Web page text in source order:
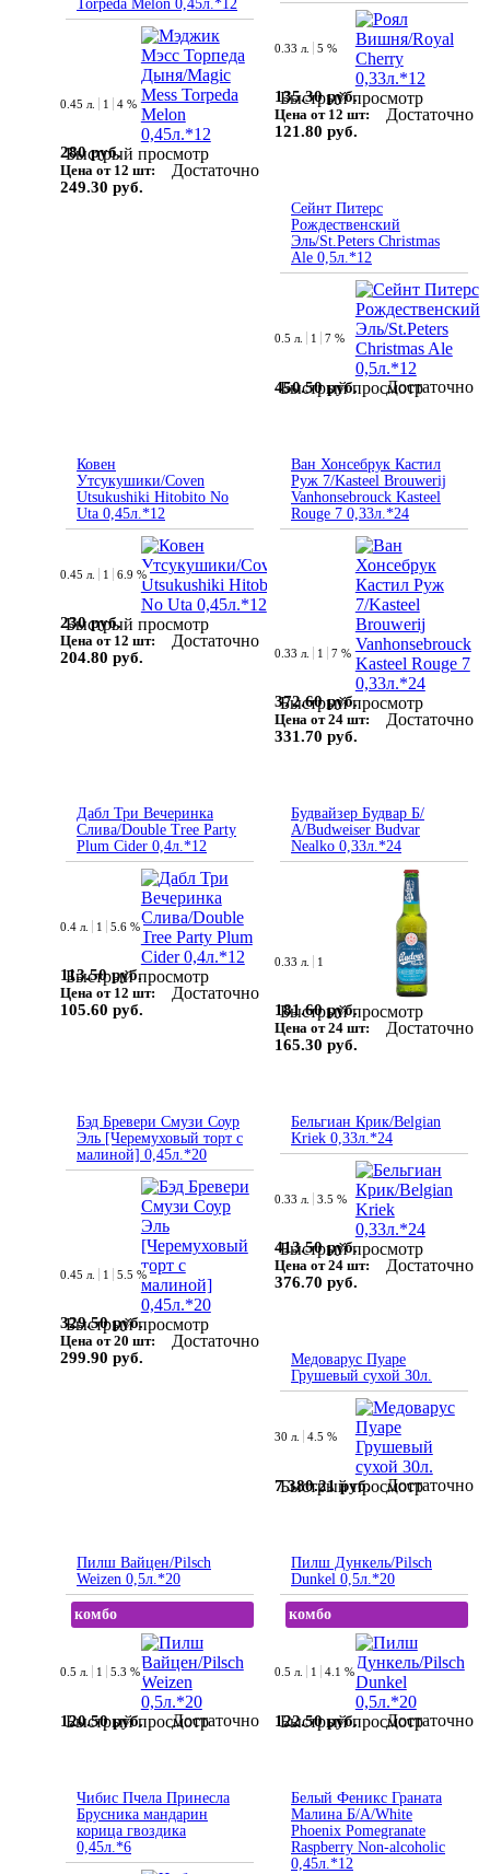
Torpeda Melon 0,45л.*12
Быстрый просмотр
0.45 л. 1 4 %
280 руб.
Цена от 12 шт:
249.30 руб.
Достаточно
Быстрый просмотр
0.33 л. 5 %
135.30 руб.
Цена от 12 шт:
121.80 руб.
Достаточно
Сейнт Питерс
Рождественский
Эль/St.Peters Сhristmas
Ale 0,5л.*12
Быстрый просмотр
0.5 л. 1 7 %
450.50 руб. Достаточно
Ковен
Утсукушики/Coven
Utsukushiki Hitobito No
Uta 0,45л.*12
Быстрый просмотр
0.45 л. 1 6.9 %
230 руб.
Цена от 12 шт:
204.80 руб.
Достаточно
Ван Хонсебрук Кастил
Руж 7/Kasteel Brouwerij
Vanhonsebrouck Kasteel
Rouge 7 0,33л.*24
Быстрый просмотр
0.33 л. 1 7 %
372.60 руб.
Цена от 24 шт:
331.70 руб.
Достаточно
Дабл Три Вечеринка
Слива/Double Tree Party
Plum Cider 0,4л.*12
Быстрый просмотр
0.4 л. 1 5.6 %
113.50 руб.
Цена от 12 шт:
105.60 руб.
Достаточно
Будвайзер Будвар Б/
А/Budweiser Budvar
Nealko 0,33л.*24
Быстрый просмотр
0.33 л. 1
181.60 руб.
Цена от 24 шт:
165.30 руб.
Достаточно
Бэд Бревери Смузи Соур
Эль [Черемуховый торт с
малиной] 0,45л.*20
Быстрый просмотр
0.45 л. 1 5.5 %
329.50 руб.
Цена от 20 шт:
299.90 руб.
Достаточно
Бельгиан Крик/Belgian
Kriek 0,33л.*24
Быстрый просмотр
0.33 л. 3.5 %
413.50 руб.
Цена от 24 шт:
376.70 руб.
Достаточно
Медоварус Пуаре
Грушевый сухой 30л.
Быстрый просмотр
30 л. 4.5 %
7 380.21 руб. Достаточно
Пилш Вайцен/Pilsch
Weizen 0,5л.*20
комбо
Быстрый просмотр
0.5 л. 1 5.3 %
120.50 руб. Достаточно
Пилш Дункель/Pilsch
Dunkel 0,5л.*20
комбо
Быстрый просмотр
0.5 л. 1 4.1 %
122.50 руб. Достаточно
Чибис Пчела Принесла
Брусника мандарин
корица гвоздика
0,45л.*6
Белый Феникс Граната
Малина Б/А/White
Phoenix Pomegranate
Raspberry Non-alcoholic
0,45л.*12